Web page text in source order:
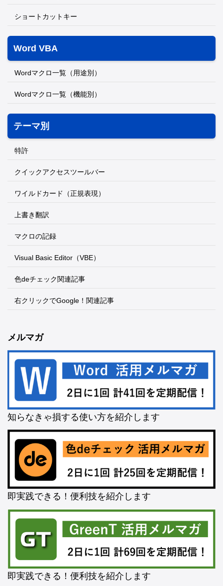
ショートカットキー
Word VBA
Wordマクロ一覧（用途別）
Wordマクロ一覧（機能別）
テーマ別
特許
クイックアクセスツールバー
ワイルドカード（正規表現）
上書き翻訳
マクロの記録
Visual Basic Editor（VBE）
色deチェック関連記事
右クリックでGoogle！関連記事
メルマガ
知らなきゃ損する使い方を紹介します
即実践できる！便利技を紹介します
即実践できる！便利技を紹介します